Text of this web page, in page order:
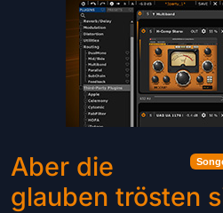
Aber die
glauben trösten